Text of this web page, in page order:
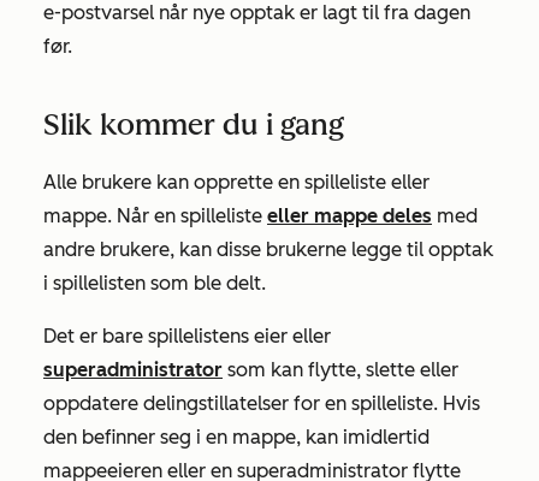
e-postvarsel når nye opptak er lagt til fra dagen
før.
Slik kommer du i gang
Alle brukere kan opprette en spilleliste eller
mappe. Når en spilleliste eller mappe deles med
andre brukere, kan disse brukerne legge til opptak
i spillelisten som ble delt.
Det er bare spillelistens eier eller
superadministrator som kan flytte, slette eller
oppdatere delingstillatelser for en spilleliste. Hvis
den befinner seg i en mappe, kan imidlertid
mappeeieren eller en superadministrator flytte